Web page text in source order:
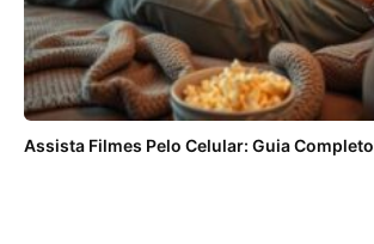
Assista Filmes Pelo Celular: Guia Completo